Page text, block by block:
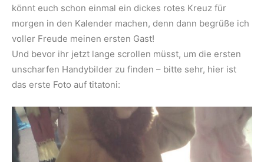
könnt euch schon einmal ein dickes rotes Kreuz für
morgen in den Kalender machen, denn dann begrüße ich
voller Freude meinen ersten Gast!
Und bevor ihr jetzt lange scrollen müsst, um die ersten
unscharfen Handybilder zu finden – bitte sehr, hier ist
das erste Foto auf titatoni: